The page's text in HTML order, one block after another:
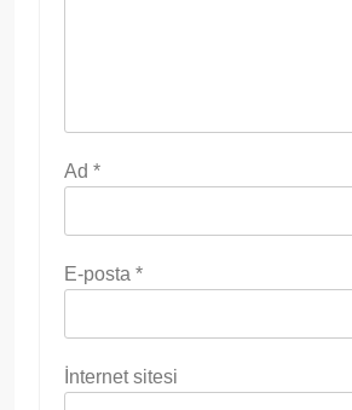
Ad *
E-posta *
İnternet sitesi